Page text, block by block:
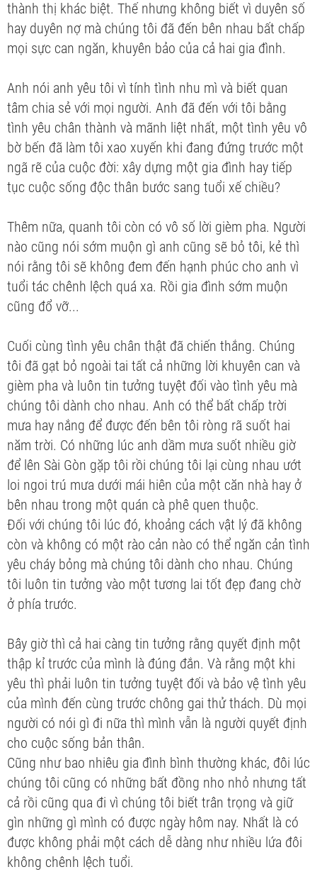
thành thị khác biệt. Thế nhưng không biết vì duyên số
hay duyên nợ mà chúng tôi đã đến bên nhau bất chấp
mọi sực can ngăn, khuyên bảo của cả hai gia đình.
Anh nói anh yêu tôi vì tính tình nhu mì và biết quan
tâm chia sẻ với mọi người. Anh đã đến với tôi bằng
tình yêu chân thành và mãnh liệt nhất, một tình yêu vô
bờ bến đã làm tôi xao xuyến khi đang đứng trước một
ngã rẽ của cuộc đời: xây dựng một gia đình hay tiếp
tục cuộc sống độc thân bước sang tuổi xế chiều?
Thêm nữa, quanh tôi còn có vô số lời gièm pha. Người
nào cũng nói sớm muộn gì anh cũng sẽ bỏ tôi, kẻ thì
nói rằng tôi sẽ không đem đến hạnh phúc cho anh vì
tuổi tác chênh lệch quá xa. Rồi gia đình sớm muộn
cũng đổ vỡ...
Cuối cùng tình yêu chân thật đã chiến thắng. Chúng
tôi đã gạt bỏ ngoài tai tất cả những lời khuyên can và
gièm pha và luôn tin tưởng tuyệt đối vào tình yêu mà
chúng tôi dành cho nhau. Anh có thể bất chấp trời
mưa hay nắng để được đến bên tôi ròng rã suốt hai
năm trời. Có những lúc anh dầm mưa suốt nhiều giờ
để lên Sài Gòn gặp tôi rồi chúng tôi lại cùng nhau ướt
loi ngoi trú mưa dưới mái hiên của một căn nhà hay ở
bên nhau trong một quán cà phê quen thuộc.
Đối với chúng tôi lúc đó, khoảng cách vật lý đã không
còn và không có một rào cản nào có thể ngăn cản tình
yêu cháy bỏng mà chúng tôi dành cho nhau. Chúng
tôi luôn tin tưởng vào một tương lai tốt đẹp đang chờ
ở phía trước.
Bây giờ thì cả hai càng tin tưởng rằng quyết định một
thập kỉ trước của mình là đúng đắn. Và rằng một khi
yêu thì phải luôn tin tưởng tuyệt đối và bảo vệ tình yêu
của mình đến cùng trước chông gai thử thách. Dù mọi
người có nói gì đi nữa thì mình vẫn là người quyết định
cho cuộc sống bản thân.
Cũng như bao nhiêu gia đình bình thường khác, đôi lúc
chúng tôi cũng có những bất đồng nho nhỏ nhưng tất
cả rồi cũng qua đi vì chúng tôi biết trân trọng và giữ
gìn những gì mình có được ngày hôm nay. Nhất là có
được không phải một cách dễ dàng như nhiều lứa đôi
không chênh lệch tuổi.